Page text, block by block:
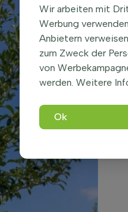
Wir arbeiten mit
Werbung
Anbietern
zum Zweck der
von
werden. Weitere
Ok